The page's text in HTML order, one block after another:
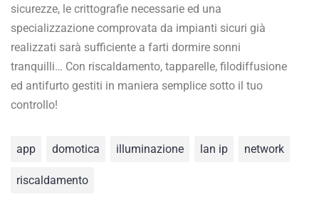
sicurezze, le crittografie necessarie ed una
specializzazione comprovata da impianti sicuri già
realizzati sarà sufficiente a farti dormire sonni
tranquilli… Con riscaldamento, tapparelle, filodiffusione
ed antifurto gestiti in maniera semplice sotto il tuo
controllo!
app domotica illuminazione lan ip network
riscaldamento